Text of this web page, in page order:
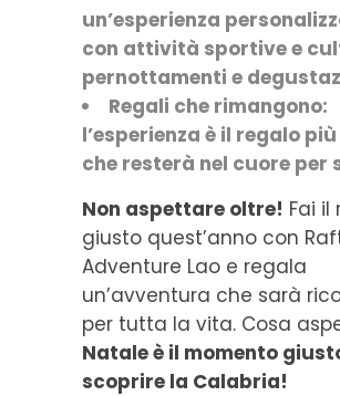
un’esperienza
con attività sportive e
pernottamenti e
Regali che rimangono:
l’esperienza è il regalo
che resterà nel cuore per
Non aspettare oltre! Fai il
giusto quest’anno con
Adventure Lao e regala
un’avventura che sarà
per tutta la vita. Cosa
Natale è il momento
scoprire la Calabria!